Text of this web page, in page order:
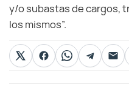
y/o subastas de cargos,
los mismos”.